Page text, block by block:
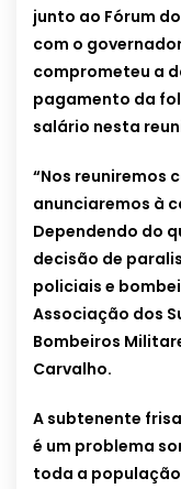
junto ao Fórum
com o
comprometeu a
pagamento da
salário nesta
“Nos reuniremos
anunciaremos à
Dependendo do
decisão de
policiais e
Associação dos
Bombeiros
Carvalho.
A subtenente
é um problema
toda a